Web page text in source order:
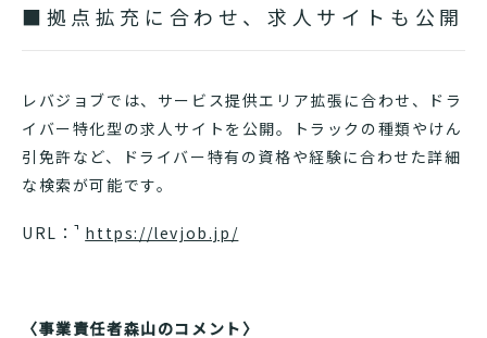
■拠点拡充に合わせ、求人サイトも公開
レバジョブでは、サービス提供エリア拡張に合わせ、ドラ
イバー特化型の求人サイトを公開。トラックの種類やけん
引免許など、ドライバー特有の資格や経験に合わせた詳細
な検索が可能です。
URL： https://levjob.jp/
〈事業責任者森山のコメント〉